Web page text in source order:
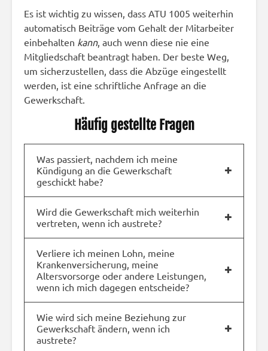
Es ist wichtig zu wissen, dass ATU 1005 weiterhin
automatisch Beiträge vom Gehalt der Mitarbeiter
einbehalten kann, auch wenn diese nie eine
Mitgliedschaft beantragt haben. Der beste Weg,
um sicherzustellen, dass die Abzüge eingestellt
werden, ist eine schriftliche Anfrage an die
Gewerkschaft.
Häufig gestellte Fragen
Was passiert, nachdem ich meine
Kündigung an die Gewerkschaft
geschickt habe?
Wird die Gewerkschaft mich weiterhin
vertreten, wenn ich austrete?
Verliere ich meinen Lohn, meine
Krankenversicherung, meine
Altersvorsorge oder andere Leistungen,
wenn ich mich dagegen entscheide?
Wie wird sich meine Beziehung zur
Gewerkschaft ändern, wenn ich
austrete?